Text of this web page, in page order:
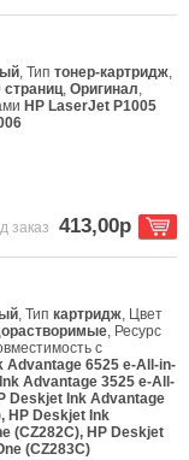
, Типтонер-картридж,
страниц,Оригинал,
HP LaserJet P1005
заказ 413,00р
, Типкартридж, Цвет
, Ресурс
с
Advantage 6525 e-All-in-
Advantage 3525 e-All-
Deskjet Ink Advantage
HP Deskjet Ink
(CZ282C), HP Deskjet
(CZ283C)